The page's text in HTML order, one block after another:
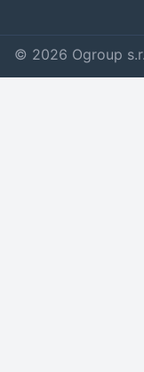
© 2026 Ogroup